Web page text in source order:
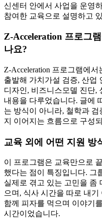
신센터 안에서 사업을 운영
참여한 교육으로 설명하고
Z-Acceleration 프로그
나요?
Z-Acceleration 프로그램에
출발해 가치가설 검증, 산업
디자인, 비즈니스모델 진단,
내용을 다루었습니다. 글에
는 방식이 아니라, 철학과
지 이어지는 흐름으로 구성
교육 외에 어떤 지원 방
이 프로그램은 교육만으로
했다는 점이 특징입니다. 그
실제로 겪고 있는 고민을 좀
으며, 식사 시간을 따로 내
함께 피자를 먹으며 이야기
시간이었습니다.